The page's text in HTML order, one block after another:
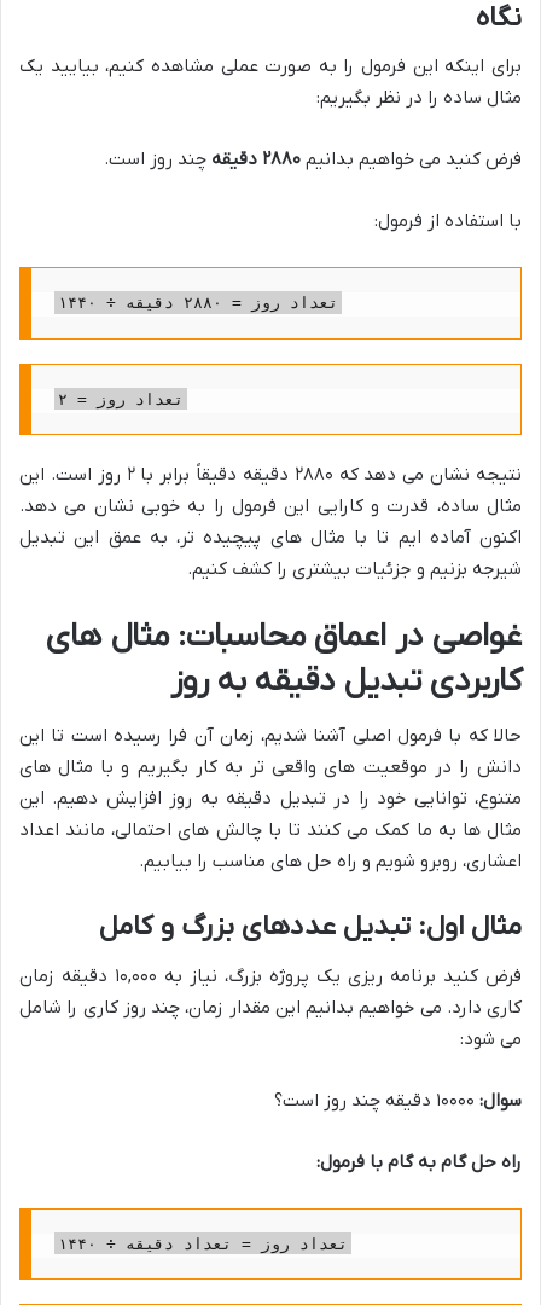
نگاه
برای اینکه این فرمول را به صورت عملی مشاهده کنیم، بیایید یک
مثال ساده را در نظر بگیریم:
فرض کنید می خواهیم بدانیم ۲۸۸۰ دقیقه چند روز است.
با استفاده از فرمول:
تعداد روز = ۲۸۸۰ دقیقه ÷ ۱۴۴۰
تعداد روز = ۲
نتیجه نشان می دهد که ۲۸۸۰ دقیقه دقیقاً برابر با ۲ روز است. این
مثال ساده، قدرت و کارایی این فرمول را به خوبی نشان می دهد.
اکنون آماده ایم تا با مثال های پیچیده تر، به عمق این تبدیل
شیرجه بزنیم و جزئیات بیشتری را کشف کنیم.
غواصی در اعماق محاسبات: مثال های
کاربردی تبدیل دقیقه به روز
حالا که با فرمول اصلی آشنا شدیم، زمان آن فرا رسیده است تا این
دانش را در موقعیت های واقعی تر به کار بگیریم و با مثال های
متنوع، توانایی خود را در تبدیل دقیقه به روز افزایش دهیم. این
مثال ها به ما کمک می کنند تا با چالش های احتمالی، مانند اعداد
اعشاری، روبرو شویم و راه حل های مناسب را بیابیم.
مثال اول: تبدیل عددهای بزرگ و کامل
فرض کنید برنامه ریزی یک پروژه بزرگ، نیاز به ۱۰,۰۰۰ دقیقه زمان
کاری دارد. می خواهیم بدانیم این مقدار زمان، چند روز کاری را شامل
می شود:
سوال:
راه حل گام به گام با فرمول:
تعداد روز = تعداد دقیقه ÷ ۱۴۴۰